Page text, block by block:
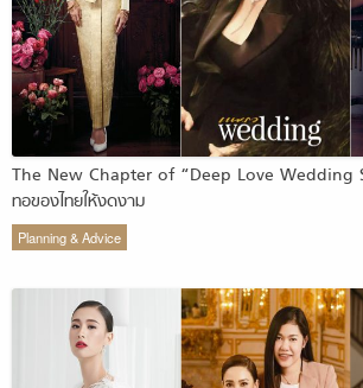
The New Chapter of “Deep Love Wedding
ทอของไทยให้งดงาม
Planning & Advice